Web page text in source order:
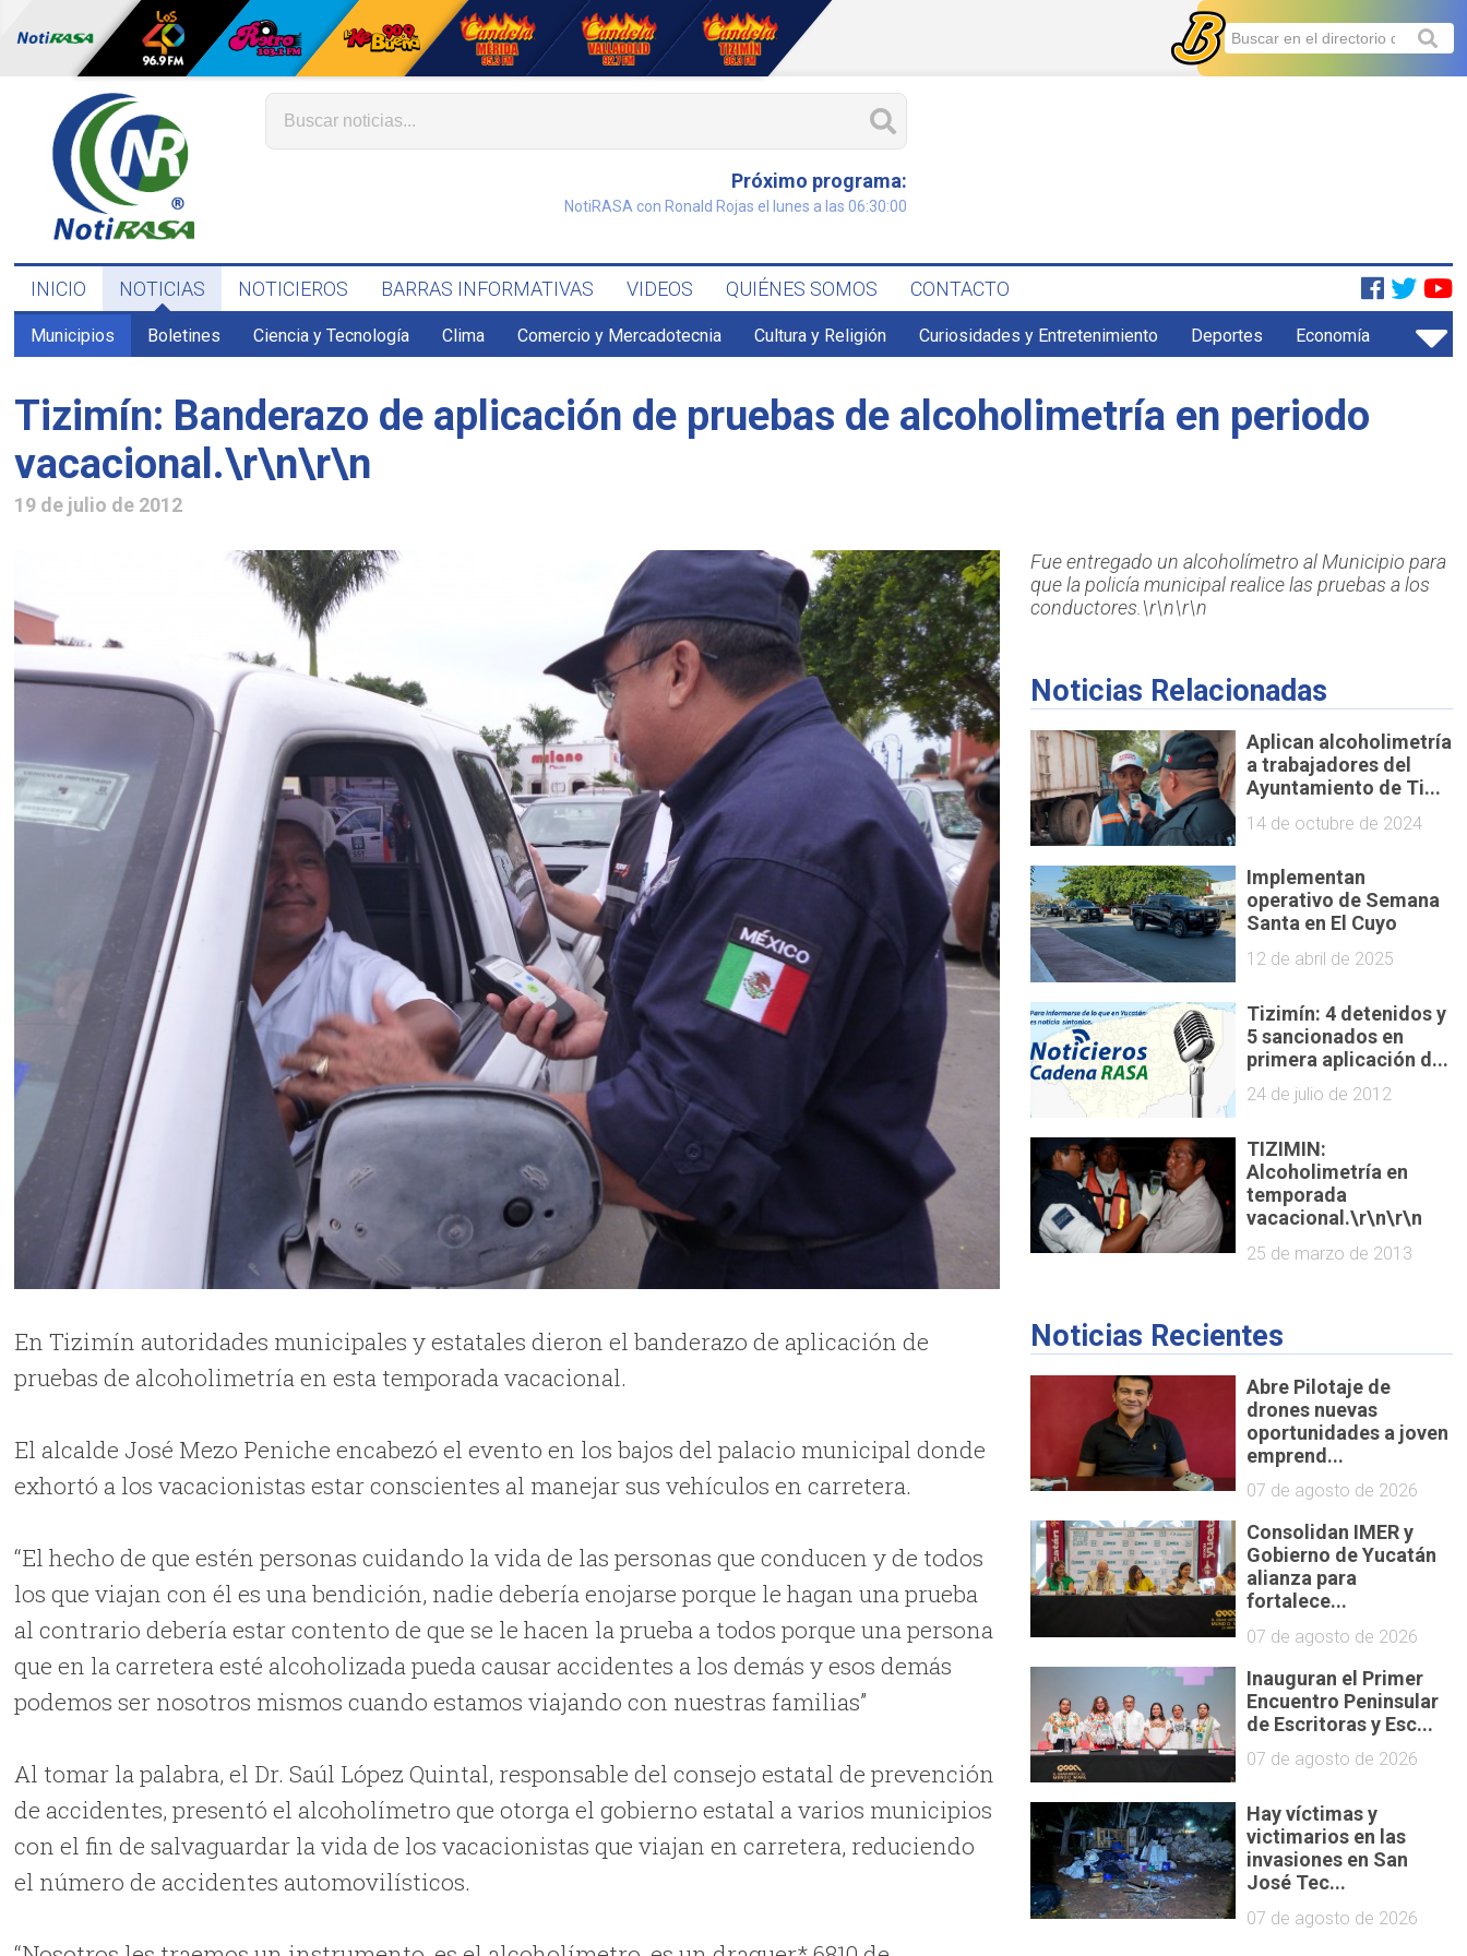
Próximo programa:
NotiRASA con Ronald Rojas el lunes a las 06:30:00
INICIO NOTICIAS NOTICIEROS BARRAS INFORMATIVAS VIDEOS QUIÉNES SOMOS CONTACTO
Municipios Boletines Ciencia y Tecnología Clima Comercio y Mercadotecnia Cultura y Religión Curiosidades y Entretenimiento Deportes Economía
Tizimín: Banderazo de aplicación de pruebas de alcoholimetría en periodo
vacacional.\r\n\r\n
19 de julio de 2012
En Tizimín autoridades municipales y estatales dieron el banderazo de aplicación de
pruebas de alcoholimetría en esta temporada vacacional.
El alcalde José Mezo Peniche encabezó el evento en los bajos del palacio municipal donde
exhortó a los vacacionistas estar conscientes al manejar sus vehículos en carretera.
“El hecho de que estén personas cuidando la vida de las personas que conducen y de todos
los que viajan con él es una bendición, nadie debería enojarse porque le hagan una prueba
al contrario debería estar contento de que se le hacen la prueba a todos porque una persona
que en la carretera esté alcoholizada pueda causar accidentes a los demás y esos demás
podemos ser nosotros mismos cuando estamos viajando con nuestras familias”
Al tomar la palabra, el Dr. Saúl López Quintal, responsable del consejo estatal de prevención
de accidentes, presentó el alcoholímetro que otorga el gobierno estatal a varios municipios
con el fin de salvaguardar la vida de los vacacionistas que viajan en carretera, reduciendo
el número de accidentes automovilísticos.
Fue entregado un alcoholímetro al Municipio para
que la policía municipal realice las pruebas a los
conductores.\r\n\r\n
Noticias Relacionadas
Aplican alcoholimetría
a trabajadores del
Ayuntamiento de Ti...
14 de octubre de 2024
Implementan
operativo de Semana
Santa en El Cuyo
12 de abril de 2025
Tizimín: 4 detenidos y
5 sancionados en
primera aplicación d...
24 de julio de 2012
TIZIMIN:
Alcoholimetría en
temporada
vacacional.\r\n\r\n
25 de marzo de 2013
Noticias Recientes
Abre Pilotaje de
drones nuevas
oportunidades a joven
emprend...
07 de agosto de 2026
Consolidan IMER y
Gobierno de Yucatán
alianza para
fortalece...
07 de agosto de 2026
Inauguran el Primer
Encuentro Peninsular
de Escritoras y Esc...
07 de agosto de 2026
Hay víctimas y
victimarios en las
invasiones en San
José Tec...
07 de agosto de 2026